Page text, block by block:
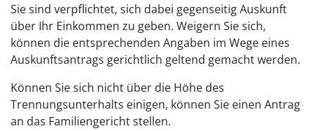
Sie sind verpflichtet, sich dabei gegenseitig Auskunft
über Ihr Einkommen zu geben. Weigern Sie sich,
können die entsprechenden Angaben im Wege eines
Auskunftsantrags gerichtlich geltend gemacht werden.
Können Sie sich nicht über die Höhe des
Trennungsunterhalts einigen, können Sie einen Antrag
an das Familiengericht stellen.